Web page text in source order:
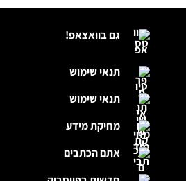
גם בוואצאפ!
תנאי שימוש
תנאי שימוש
מחיקת מידע
אתם הכתבים